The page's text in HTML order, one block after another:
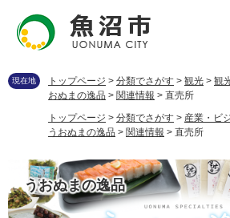
先
を
へ
現在地 トップページ > 分類でさがす > 観光 > 観
おぬまの逸品 > 関連情報 > 直売所
トップページ > 分類でさがす > 産業・ビ
うおぬまの逸品 > 関連情報 > 直売所
うおぬまの逸品